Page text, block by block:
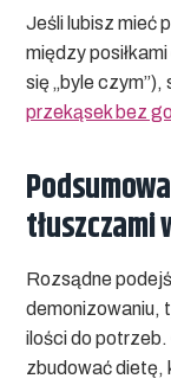
Jeśli lubisz mieć
między
się „byle czym”),
przekąsek bez
tłuszczami
Rozsądne
demonizowaniu,
ilości do potrzeb.
zbudować dietę,